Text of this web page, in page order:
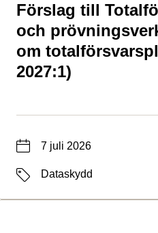
Förslag till
och
om
2027:1)
Typ av sida
Datum7 juli 2026
EtiketterDataskydd